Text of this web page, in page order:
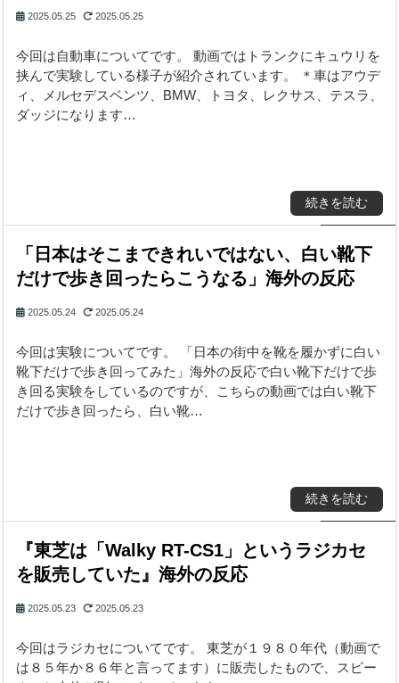
2025.05.25 2025.05.25
今回は自動車についてです。 動画ではトランクにキュウリを
挟んで実験している様子が紹介されています。 ＊車はアウデ
ィ、メルセデスベンツ、BMW、トヨタ、レクサス、テスラ、
ダッジになります…
続きを読む
「日本はそこまできれいではない、白い靴下
だけで歩き回ったらこうなる」海外の反応
2025.05.24 2025.05.24
今回は実験についてです。 「日本の街中を靴を履かずに白い
靴下だけで歩き回ってみた」海外の反応で白い靴下だけで歩
き回る実験をしているのですが、こちらの動画では白い靴下
だけで歩き回ったら、白い靴…
続きを読む
『東芝は「Walky RT-CS1」というラジカセ
を販売していた』海外の反応
2025.05.23 2025.05.23
今回はラジカセについてです。 東芝が１９８０年代（動画で
は８５年か８６年と言ってます）に販売したもので、スピー